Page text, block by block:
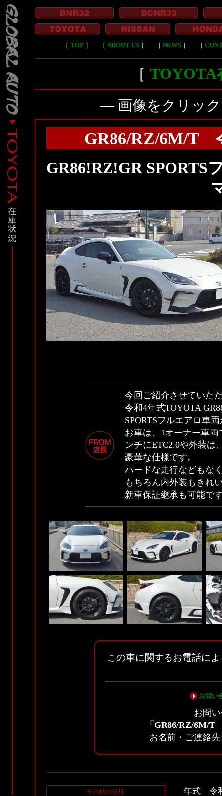
［ TOP］ ［ ABOUT US］ ［ NEWS］ ［
［ TOYOTA
― 画像をクリッ
GR86/RZ/6M/T
GR86!RZ!GR SPORTS
今回ご紹介させていた
令和4年式TOYOTA
SPORTSフルエアロ車
お車は、1オーナー車
ンチにETC2.0や外装は
豪華な仕様です。
ハードな走行などもな
もちろん内外装もきれ
新車保証継承も可能で
この車に関するお電話に
お問い
お問
「GR86/RZ/6M/
お名前・ご連絡
その他の仕様
年式 令